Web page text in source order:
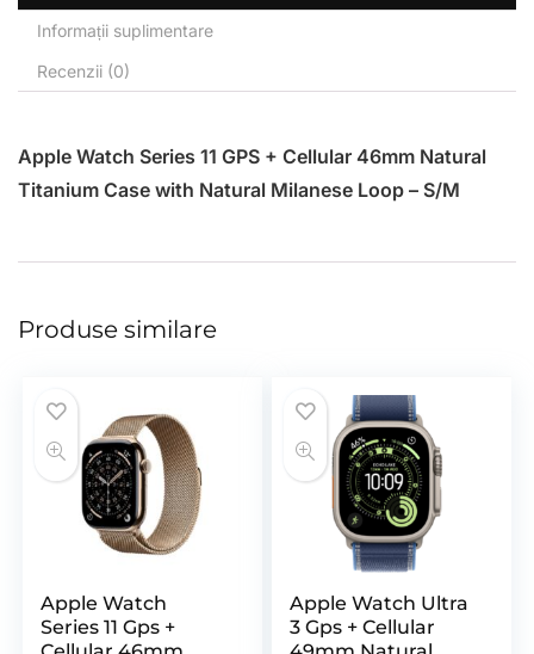
Informații suplimentare
Recenzii (0)
Apple Watch Series 11 GPS + Cellular 46mm Natural
Titanium Case with Natural Milanese Loop – S/M
Produse similare
Apple Watch
Series 11 Gps +
Apple Watch Ultra
3 Gps + Cellular